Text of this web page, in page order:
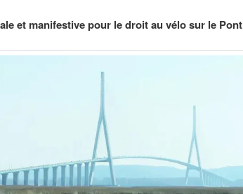
et manifestive pour le droit au vélo sur le Pont